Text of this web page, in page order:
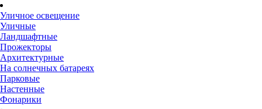
Уличное освещение
Уличные
Ландшафтные
Прожекторы
Архитектурные
На солнечных батареях
Парковые
Настенные
Фонарики